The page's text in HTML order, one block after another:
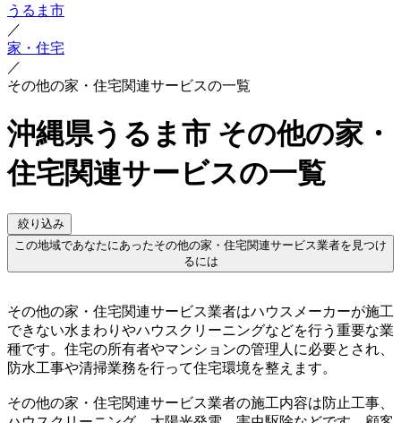
うるま市
／
家・住宅
／
その他の家・住宅関連サービスの一覧
沖縄県うるま市 その他の家・
住宅関連サービスの一覧
絞り込み
この地域であなたにあったその他の家・住宅関連サービス業者を見つけ
るには
その他の家・住宅関連サービス業者はハウスメーカーが施工
できない水まわりやハウスクリーニングなどを行う重要な業
種です。住宅の所有者やマンションの管理人に必要とされ、
防水工事や清掃業務を行って住宅環境を整えます。
その他の家・住宅関連サービス業者の施工内容は防止工事、